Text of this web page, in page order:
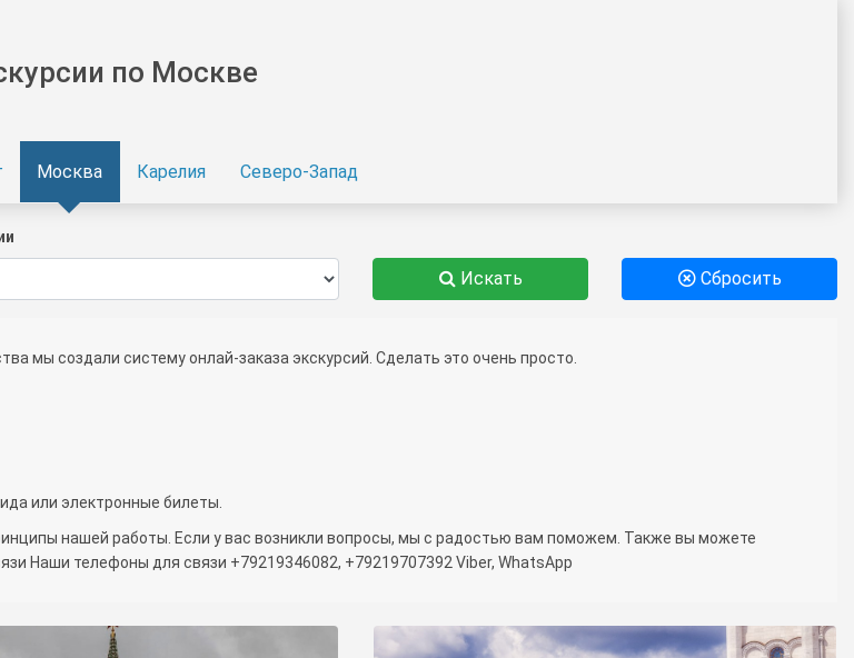
по Москве
Москва Карелия Северо-Запад
Искать Сбросить
мы создали систему онлай-заказа экскурсий. Сделать это очень просто.
или электронные билеты.
нашей работы. Если у вас возникли вопросы, мы с радостью вам поможем. Также вы можете
Наши телефоны для связи +79219346082, +79219707392 Viber, WhatsApp